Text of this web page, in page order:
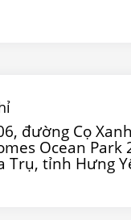
đường Cọ
Ocean Park
Trụ, tỉnh Hưng